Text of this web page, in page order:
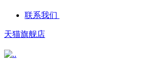
联系我们
天猫旗舰店